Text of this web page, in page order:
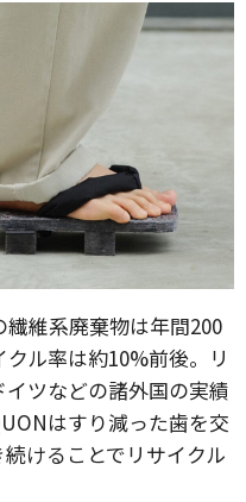
維系廃棄物は年間200
ル率は約10%前後。リ
ツなどの諸外国の実績
はすり減った歯を交
けることでリサイクル